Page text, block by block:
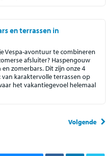
en terrassen in
Vespa-avontuur te combineren
afsluiter? Haspengouw
zomerbars. Dit zijn onze 4
karaktervolle terrassen op
het vakantiegevoel helemaal
Volgende